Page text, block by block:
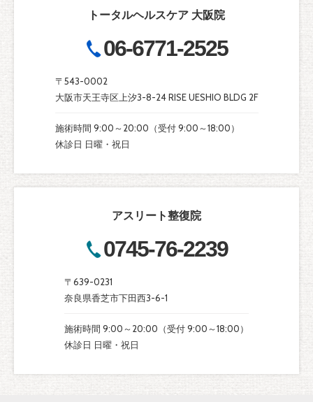
トータルヘルスケア 大阪院
06-6771-2525
〒543-0002
大阪市天王寺区上汐3-8-24 RISE UESHIO BLDG 2F
施術時間 9:00～20:00（受付 9:00～18:00）
休診日 日曜・祝日
アスリート整復院
0745-76-2239
〒639-0231
奈良県香芝市下田西3-6-1
施術時間 9:00～20:00（受付 9:00～18:00）
休診日 日曜・祝日